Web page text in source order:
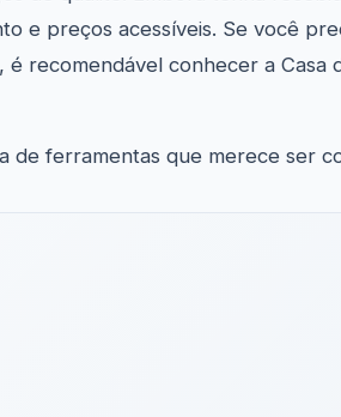
e preços acessíveis. Se você
recomendável conhecer a Casa
de ferramentas que merece ser